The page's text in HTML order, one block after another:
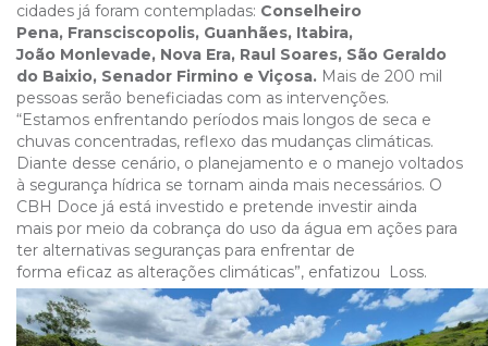
cidades já foram contempladas: Conselheiro
Pena, Fransciscopolis, Guanhães, Itabira,
João Monlevade, Nova Era, Raul Soares, São Geraldo
do Baixio, Senador Firmino e Viçosa. Mais de 200 mil
pessoas serão beneficiadas com as intervenções.
“Estamos enfrentando períodos mais longos de seca e
chuvas concentradas, reflexo das mudanças climáticas.
Diante desse cenário, o planejamento e o manejo voltados
à segurança hídrica se tornam ainda mais necessários. O
CBH Doce já está investido e pretende investir ainda
mais por meio da cobrança do uso da água em ações para
ter alternativas seguranças para enfrentar de
forma eficaz as alterações climáticas”, enfatizou Loss.